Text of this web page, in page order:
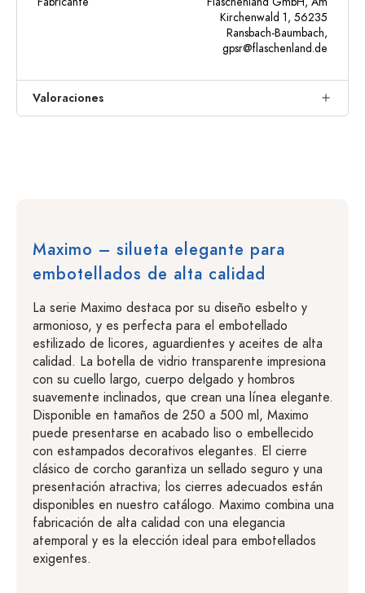
Kirchenwald 1, 56235
Ransbach-Baumbach,
gpsr@flaschenland.de
Valoraciones
Maximo – silueta elegante para
embotellados de alta calidad
La serie Maximo destaca por su diseño esbelto y
armonioso, y es perfecta para el embotellado
estilizado de licores, aguardientes y aceites de alta
calidad. La botella de vidrio transparente impresiona
con su cuello largo, cuerpo delgado y hombros
suavemente inclinados, que crean una línea elegante.
Disponible en tamaños de 250 a 500 ml, Maximo
puede presentarse en acabado liso o embellecido
con estampados decorativos elegantes. El cierre
clásico de corcho garantiza un sellado seguro y una
presentación atractiva; los cierres adecuados están
disponibles en nuestro catálogo. Maximo combina una
fabricación de alta calidad con una elegancia
atemporal y es la elección ideal para embotellados
exigentes.